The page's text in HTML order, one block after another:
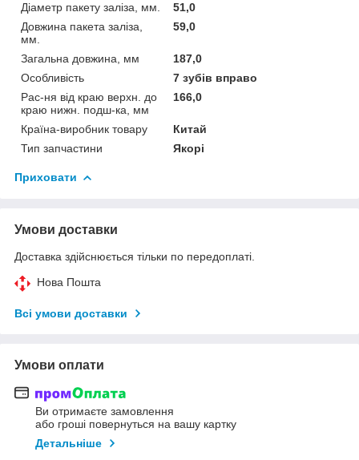
Діаметр пакету заліза, мм.
51,0
Довжина пакета заліза,
мм.
59,0
Загальна довжина, мм
187,0
Особливість
7 зубів вправо
Рас-ня від краю верхн. до
краю нижн. подш-ка, мм
166,0
Країна-виробник товару
Китай
Тип запчастини
Якорі
Приховати
Умови доставки
Доставка здійснюється тільки по передоплаті.
Нова Пошта
Всі умови доставки
Умови оплати
Ви отримаєте замовлення
або гроші повернуться на вашу картку
Детальніше